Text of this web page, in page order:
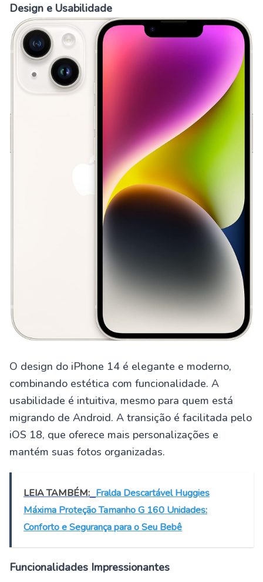
Design e Usabilidade
O design do iPhone 14 é elegante e moderno,
combinando estética com funcionalidade. A
usabilidade é intuitiva, mesmo para quem está
migrando de Android. A transição é facilitada pelo
iOS 18, que oferece mais personalizações e
mantém suas fotos organizadas.
LEIA TAMBÉM: Fralda Descartável Huggies
Máxima Proteção Tamanho G 160 Unidades:
Conforto e Segurança para o Seu Bebê
Funcionalidades Impressionantes